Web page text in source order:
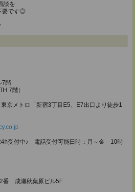
談を
要です◎
7階
7階）
京メトロ「新宿3丁目E5、E7出口より徒歩1
受付中♪ 電話受付可能日時：月～金 10時
番 成瀬秋葉原ビル5F